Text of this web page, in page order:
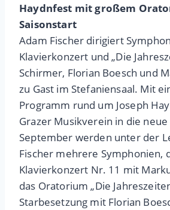
Haydnfest mit großem
Saisonstart
Adam Fischer dirigiert
Klavierkonzert und „Die
Schirmer, Florian Boesch und
zu Gast im Stefaniensaal. Mit
Programm rund um Joseph
Grazer Musikverein in die neue
September werden unter der
Fischer mehrere Symphonien,
Klavierkonzert Nr. 11 mit
das Oratorium „Die
Starbesetzung mit Florian